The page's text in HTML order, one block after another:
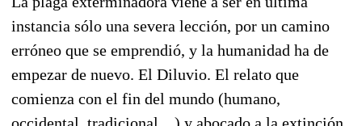
instancia sólo una severa lección, por un camino
erróneo que se emprendió, y la humanidad ha de
empezar de nuevo. El Diluvio. El relato que
comienza con el fin del mundo (humano,